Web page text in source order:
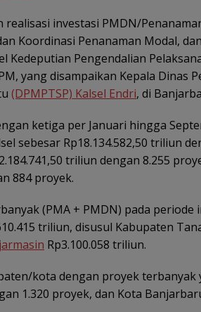
investasi PMDN/
Koordinasi Penanaman Modal,
Kedeputian Pengendalian
yang disampaikan Kepala Dinas
(DPMPTSP) Kalsel Endri, di
ketiga per Januari hingga
sebesar Rp18.134.582,50 triliun
triliun dengan 8.255
884 proyek.
(PMA + PMDN) pada periode
triliun, disusul Kabupaten
Rp3.100.058 triliun.
kota dengan proyek terbanyak
1.320 proyek, dan Kota